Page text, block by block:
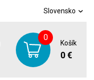
Slovensko
0
Košík
0 €